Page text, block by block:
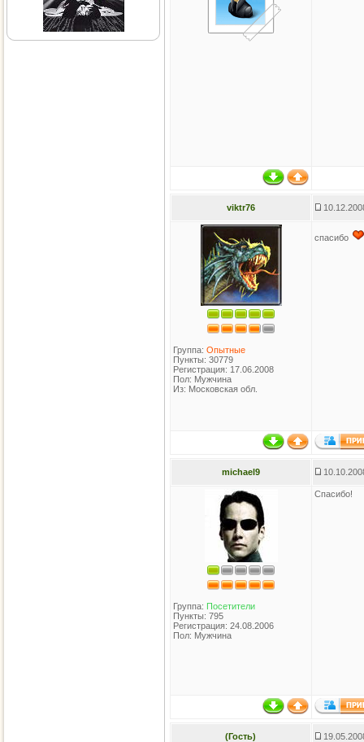
viktr76
Группа: Опытные
Пункты: 30779
Регистрация: 17.06.2008
Пол: Мужчина
Из: Московская обл.
спасибо
michael9
Группа: Посетители
Пункты: 795
Регистрация: 24.08.2006
Пол: Мужчина
Спасибо!
(Гость)